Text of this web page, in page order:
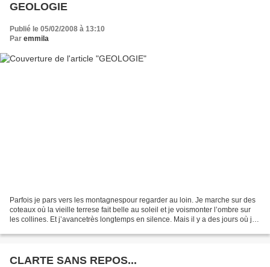
GEOLOGIE
Publié le 05/02/2008 à 13:10
Par emmila
Parfois je pars vers les montagnespour regarder au loin. Je marche sur des
coteaux où la vieille terrese fait belle au soleil et je voismonter l’ombre sur
les collines. Et j’avancetrès longtemps en silence. Mais il y a des jours où je
CLARTE SANS REPOS...